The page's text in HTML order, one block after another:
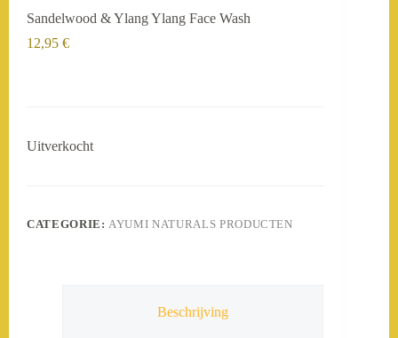
Sandelwood & Ylang Ylang Face Wash
12,95 €
Uitverkocht
CATEGORIE: AYUMI NATURALS PRODUCTEN
Beschrijving